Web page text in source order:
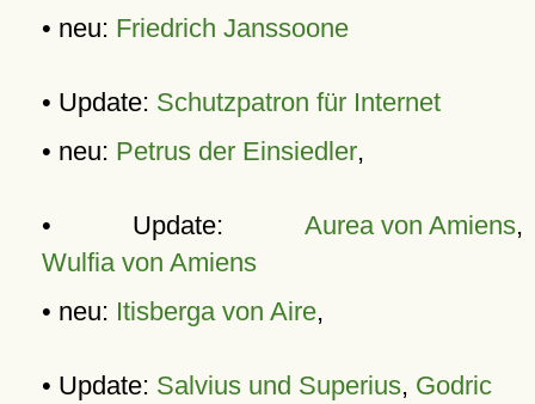
• neu: Friedrich Janssoone
• Update: Schutzpatron für Internet
• neu: Petrus der Einsiedler,
• Update: Aurea von Amiens,
Wulfia von Amiens
• neu: Itisberga von Aire,
• Update: Salvius und Superius, Godric